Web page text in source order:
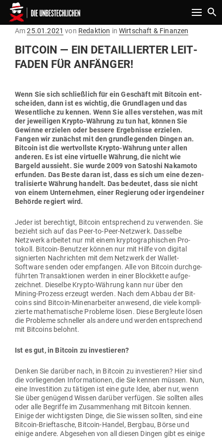
Toggle
AmGepostet
25.01.2021 von Redaktion in Wirtschaft & Finanzen
BITCOIN — EIN DETAIL­LIERTER LEIT­
FADEN FÜR ANFÄNGER!
Wenn Sie sich schließlich für ein Geschäft mit Bitcoin ent­
scheiden, dann ist es wichtig, die Grund­lagen und das
Wesent­liche zu kennen. Wenn Sie alles ver­stehen, was mit
der jewei­ligen Krypto-Währung zu tun hat, können Sie
Gewinne erzielen oder bessere Ergeb­nisse erzielen.
Fangen wir zunächst mit den grund­le­genden Dingen an.
Bitcoin ist die wert­vollste Krypto-Währung unter allen
anderen. Es ist eine vir­tuelle Währung, die nicht wie
Bargeld aus­sieht. Sie wurde 2009 von Satoshi Nakamoto
erfunden. Das Beste daran ist, dass es sich um eine dezen­
tra­li­sierte Währung handelt. Das bedeutet, dass sie nicht
von einem Unter­nehmen, einer Regierung oder irgend­einer
Behörde regiert wird.
Jeder ist berechtigt, Bitcoin ent­spre­chend zu ver­wenden. Sie
bezieht sich auf das Peer-to-Peer-Netzwerk. Das­selbe
Netzwerk arbeitet nur mit einem kryp­to­gra­phi­schen Pro­
tokoll. Bitcoin-Benutzer können nur mit Hilfe von digital
signierten Nach­richten mit dem Netzwerk der Wallet-
Software senden oder emp­fangen. Alle von Bitcoin durch­ge­
führten Trans­ak­tionen werden in einer Block­kette auf­ge­
zeichnet. Die­selbe Krypto-Währung kann nur über den
Mining-Prozess erzeugt werden. Nach dem Abbau der Bit­
coins sind Bitcoin-Minen­ar­beiter anwesend, die viele kom­pli­
zierte mathe­ma­tische Pro­bleme lösen. Diese Berg­leute lösen
die Pro­bleme schneller als andere und werden ent­spre­chend
mit Bit­coins belohnt.
Ist es gut, in Bitcoin zu investieren?
Denken Sie darüber nach, in Bitcoin zu inves­tieren? Hier sind
die vor­lie­genden Infor­ma­tionen, die Sie kennen müssen. Nun,
eine Inves­tition zu tätigen ist eine gute Idee, aber nur, wenn
Sie über genügend Wissen darüber ver­fügen. Sie sollten alles
oder alle Begriffe im Zusam­menhang mit Bitcoin kennen.
Einige der wich­tigsten Dinge, die Sie wissen sollten, sind eine
Bitcoin-Brief­tasche, Bitcoin-Handel, Bergbau, Börse und
einige andere. Abge­sehen von all diesen Dingen gibt es einige